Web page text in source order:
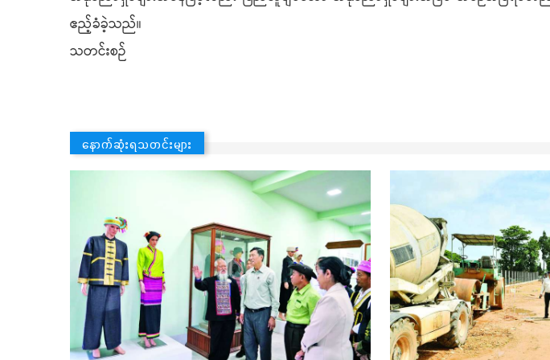
ဧည့်ခံခဲ့သည်။
သတင်းစဉ်
နောက်ဆုံးရသတင်းများ